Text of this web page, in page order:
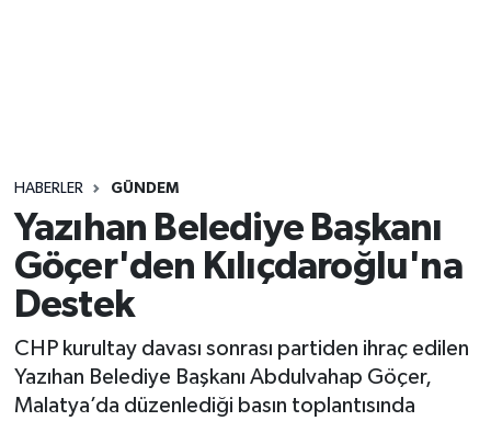
HABERLER GÜNDEM
Yazıhan Belediye Başkanı
Göçer'den Kılıçdaroğlu'na
Destek
CHP kurultay davası sonrası partiden ihraç edilen
Yazıhan Belediye Başkanı Abdulvahap Göçer,
Malatya’da düzenlediği basın toplantısında
Yaşam